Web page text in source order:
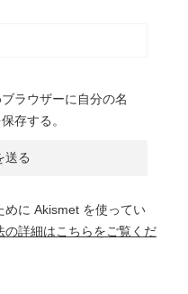
ラウザーに自分の名
存する。
めに Akismet を使ってい
の詳細はこちらをご覧くだ